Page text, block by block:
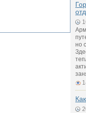
но